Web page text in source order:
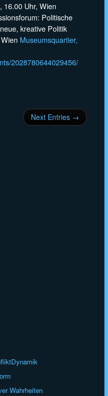
16.00 Uhr, Wien
Politische
kreative Politik
Museumsquartier,
2028780644029456/
Next Entries →
Wahrheiten